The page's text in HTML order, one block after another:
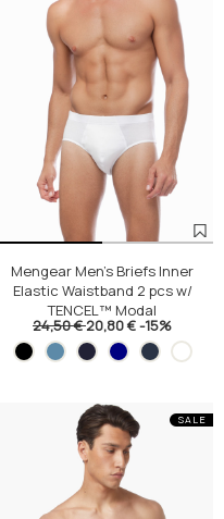
Mengear Men's Briefs Inner
Elastic Waistband 2 pcs w/
TENCEL™ Modal
24,50 €20,80 €-15%
SALE